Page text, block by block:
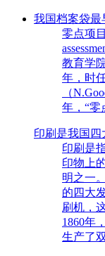
我国档案袋最
零点项
教育学
年，时
（
年，“零
印刷是我国四
印刷是
印物上
明之一
的四大
刷机，
1860年
生产了